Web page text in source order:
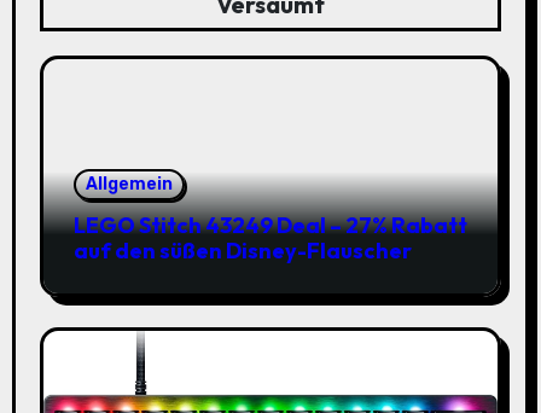
Allgemein
LEGO Stitch 43249 Deal – 27% Rabatt
auf den süßen Disney-Flauscher